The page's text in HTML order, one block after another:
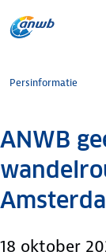
Persinformatie
ANWB
18 oktober